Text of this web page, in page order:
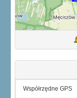
Współrzędne GPS